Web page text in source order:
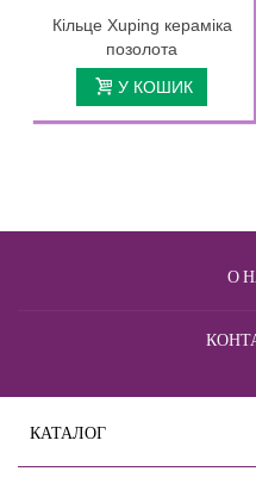
Кільце Xuping кераміка
позолота
У КОШИК
О
КАТАЛОГ